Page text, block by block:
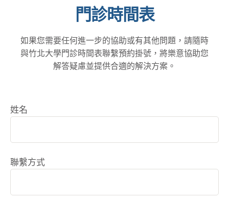
門診時間表
如果您需要任何進一步的協助或有其他問題，請隨時
與竹北大學門診時間表聯繫預約掛號，將樂意協助您
解答疑慮並提供合適的解決方案。
姓名
聯繫方式